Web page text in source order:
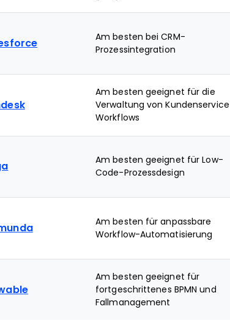
Am besten bei CRM-
Prozessintegration
Am besten geeignet für die
Verwaltung von
Workflows
Am besten geeignet für Low-
Code-Prozessdesign
Am besten für anpassbare
Workflow-Automatisierung
Am besten geeignet für
fortgeschrittenes BPMN und
Fallmanagement